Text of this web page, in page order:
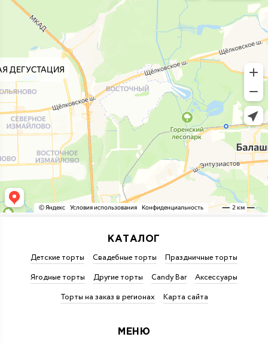
КАТАЛОГ
Детские торты Свадебные торты
Праздничные торты
Ягодные торты
Другие торты Candy Bar
Аксессуары
Торты на заказ в регионах
Карта сайта
МЕНЮ